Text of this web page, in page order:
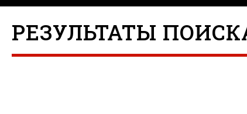
РЕЗУЛЬТАТЫ